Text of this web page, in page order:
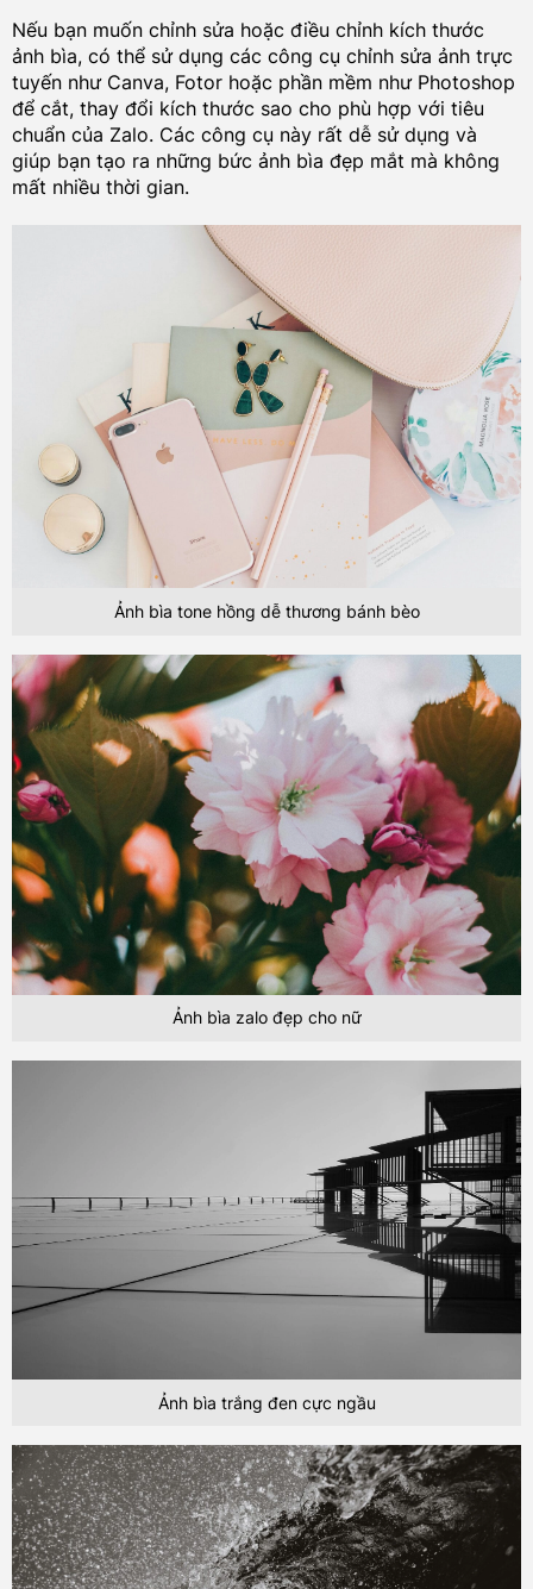
Nếu bạn muốn chỉnh sửa hoặc điều chỉnh kích thước
ảnh bìa, có thể sử dụng các công cụ chỉnh sửa ảnh trực
tuyến như Canva, Fotor hoặc phần mềm như Photoshop
để cắt, thay đổi kích thước sao cho phù hợp với tiêu
chuẩn của Zalo. Các công cụ này rất dễ sử dụng và
giúp bạn tạo ra những bức ảnh bìa đẹp mắt mà không
mất nhiều thời gian.
Ảnh bìa tone hồng dễ thương bánh bèo
Ảnh bìa zalo đẹp cho nữ
Ảnh bìa trắng đen cực ngầu